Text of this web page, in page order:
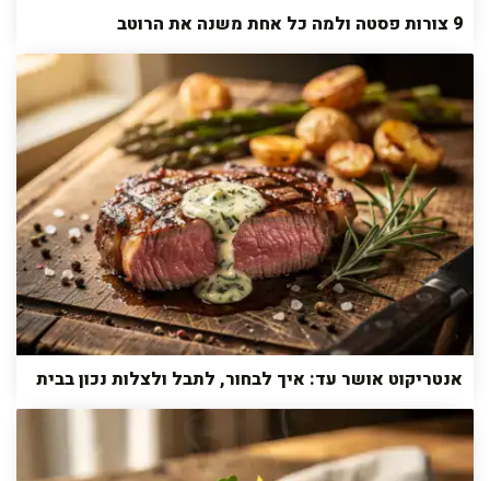
9 צורות פסטה ולמה כל אחת משנה את הרוטב
אנטריקוט אושר עד: איך לבחור, לתבל ולצלות נכון בבית